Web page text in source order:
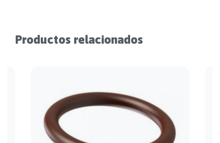
Productos relacionados